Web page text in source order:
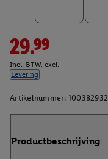
29.99
Incl. BTW. excl.
Levering
Artikelnummer: 100382932
Productbeschrijving